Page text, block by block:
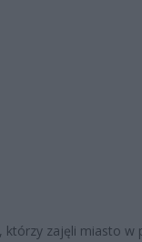
którzy zajęli miasto